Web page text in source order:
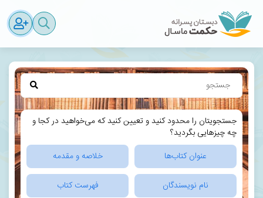
جستجویتان را محدود کنید و تعیین کنید که می‌خواهید در کجا و
چه چیزهایی بگردید؟
عنوان کتاب‌ها
خلاصه و مقدمه
نام نویسندگان فهرست کتاب